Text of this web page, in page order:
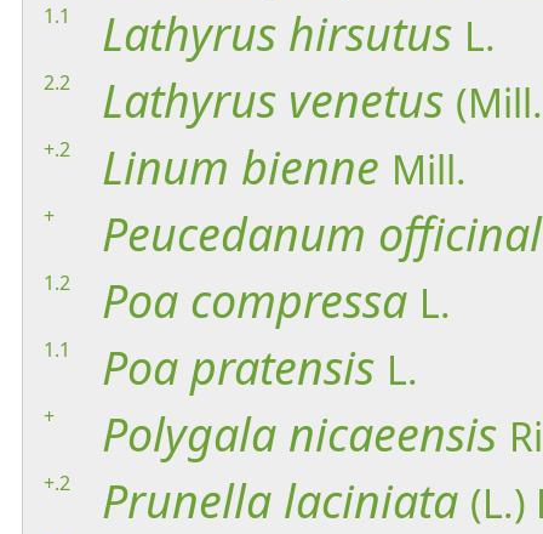
1.1 Lathyrus hirsutus L.
2.2 Lathyrus venetus
+.2 Linum bienne Mill.
+ Peucedanum
1.2 Poa compressa L.
1.1 Poa pratensis L.
+ Polygala nicaeensis
+.2 Prunella laciniata (L.)